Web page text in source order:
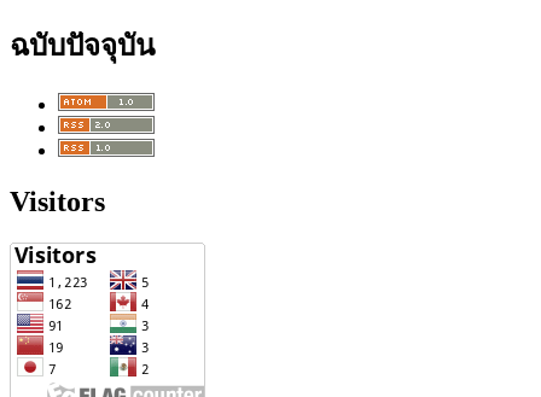
ฉบับปัจจุบัน
Visitors